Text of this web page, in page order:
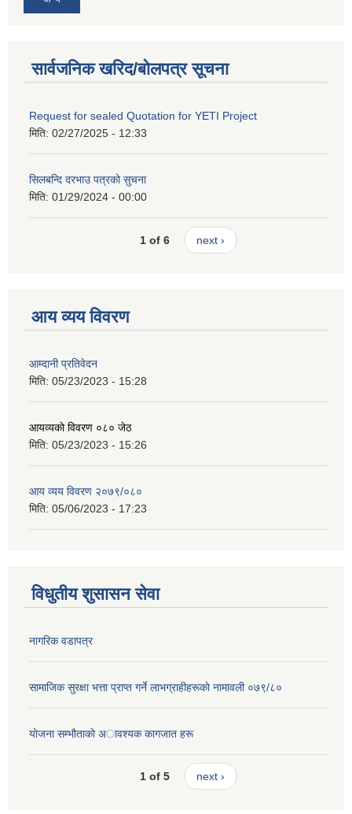
सार्वजनिक खरिद/बोलपत्र सूचना
Request for sealed Quotation for YETI Project
मिति: 02/27/2025 - 12:33
सिलबन्दि दरभाउ पत्रको सुचना
मिति: 01/29/2024 - 00:00
1 of 6 next ›
आय व्यय विवरण
आम्दानी प्रतिवेदन
मिति: 05/23/2023 - 15:28
आयव्यकाे विवरण ०८० जेठ
मिति: 05/23/2023 - 15:26
आय व्यय विवरण २०७९/०८०
मिति: 05/06/2023 - 17:23
विधुतीय शुसासन सेवा
नागरिक वडापत्र
सामाजिक सुरक्षा भत्ता प्राप्त गर्ने लाभग्राहीहरूकाे नामावली ०७९/८०
याेजना सम्भाैताकाे अावश्यक कागजात हरू
1 of 5 next ›